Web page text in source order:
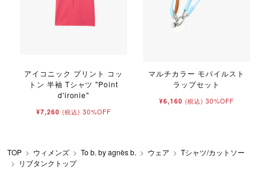
アイコニック プリント コッ
トン 半袖 Tシャツ "Point
d'ironie"
¥7,260 (税込) 30%OFF
マルチカラー モバイルスト
ラップセット
¥6,160 (税込) 30%OFF
TOP ウィメンズ To b. by agnès b. ウェア
Tシャツ/カットソー
リブタンクトップ